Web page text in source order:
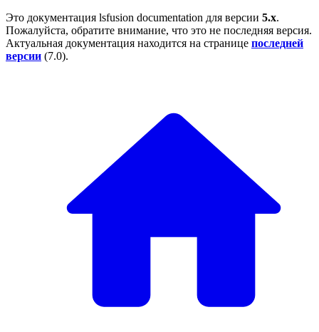
Это документация lsfusion documentation для версии 5.x.
Пожалуйста, обратите внимание, что это не последняя версия.
Актуальная документация находится на странице последней
версии (7.0).